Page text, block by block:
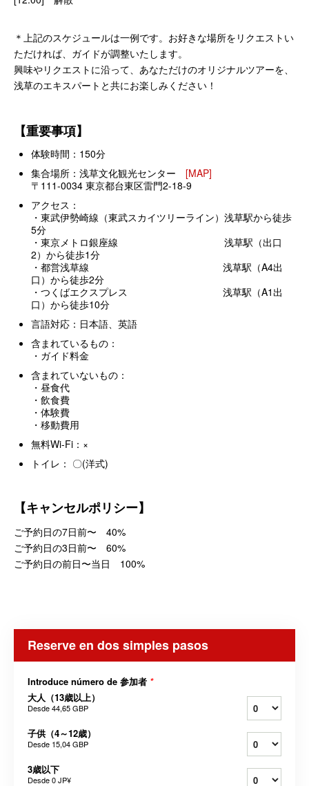
＊上記のスケジュールは一例です。お好きな場所をリクエストい
ただければ、ガイドが調整いたします。
興味やリクエストに沿って、あなただけのオリジナルツアーを、
浅草のエキスパートと共にお楽しみください！
【重要事項】
体験時間：150分
集合場所：浅草文化観光センター [MAP]
〒111-0034 東京都台東区雷門2-18-9
アクセス：
・東武伊勢崎線（東武スカイツリーライン）浅草駅から徒歩
5分
・東京メトロ銀座線 浅草駅（出口
2）から徒歩1分
・都営浅草線 浅草駅（A4出
口）から徒歩2分
・つくばエクスプレス 浅草駅（A1出
口）から徒歩10分
言語対応：日本語、英語
含まれているもの：
・ガイド料金
含まれていないもの：
・昼食代
・飲食費
・体験費
・移動費用
無料Wi-Fi：×
トイレ： 〇(洋式)
【キャンセルポリシー】
ご予約日の7日前〜 40%
ご予約日の3日前〜 60%
ご予約日の前日〜当日 100%
Reserve en dos simples pasos
Introduce número de 参加者 *
大人（13歳以上）
Desde44,65 GBP
子供（4～12歳）
Desde 15,04 GBP
3歳以下
Desde0 JP¥